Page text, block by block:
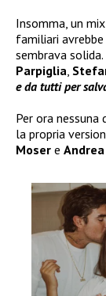
Insomma, un
familiari
sembrava
Parpiglia
e da tutti per
Per ora
la propria
Moser e